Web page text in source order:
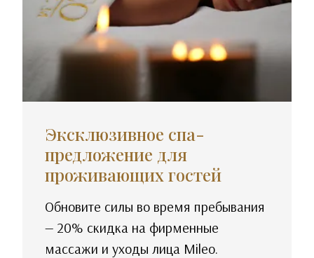
Эксклюзивное спа-
предложение для
проживающих гостей
Обновите силы во время пребывания
— 20% скидка на фирменные
массажи и уходы лица Mileo.